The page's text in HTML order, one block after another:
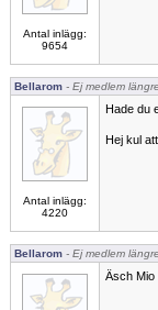
Antal inlägg:
9654
Bellarom - Ej medlem längre
Antal inlägg:
4220
Hade du
Hej kul
Bellarom - Ej medlem längre
Äsch Mio